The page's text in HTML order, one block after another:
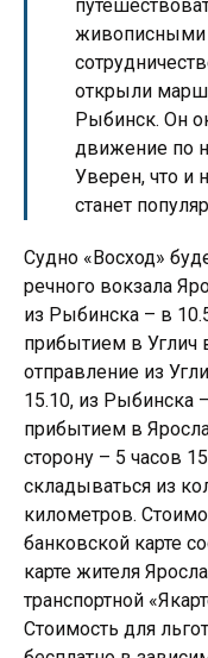
живописными
открыли
Рыбинск. Он
движение по
Уверен, что и
станет
Судно «Восход»
речного вокзала
из Рыбинска – в
прибытием в Углич
отправление из
15.10, из Рыбинска
прибытием в
сторону – 5 часов
складываться из
километров.
банковской карте
карте жителя
транспортной
Стоимость для